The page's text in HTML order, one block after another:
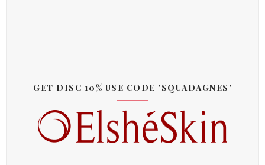
GET DISC 10% USE CODE 'SQUADAGNES'